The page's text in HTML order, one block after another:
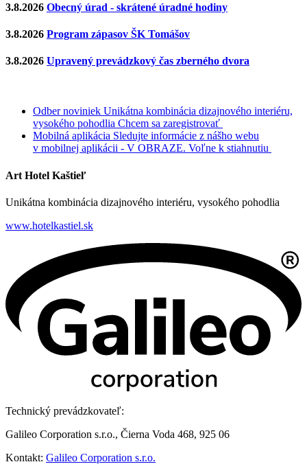
3.8.2026 Obecný úrad - skrátené úradné hodiny
3.8.2026 Program zápasov ŠK Tomášov
3.8.2026 Upravený prevádzkový čas zberného dvora
Odber noviniek Unikátna kombinácia dizajnového interiéru,
vysokého pohodlia Chcem sa zaregistrovať
Mobilná aplikácia Sledujte informácie z nášho webu
v mobilnej aplikácii - V OBRAZE. Voľne k stiahnutiu
Art Hotel Kaštieľ
Unikátna kombinácia dizajnového interiéru, vysokého pohodlia
www.hotelkastiel.sk
Technický prevádzkovateľ:
Galileo Corporation s.r.o., Čierna Voda 468, 925 06
Kontakt: Galileo Corporation s.r.o.